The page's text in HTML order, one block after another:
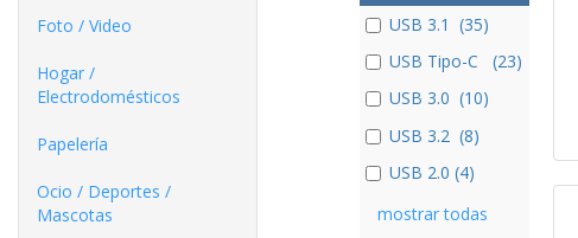
Foto / Video
Hogar /
Electrodomésticos
Papelería
Ocio / Deportes /
Mascotas
USB 3.1 (35)
USB Tipo-C (23)
USB 3.0 (10)
USB 3.2 (8)
USB 2.0 (4)
mostrar todas